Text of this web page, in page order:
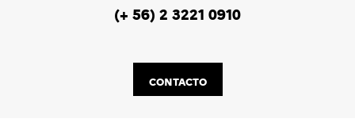
(+ 56) 2 3221 0910
CONTACTO